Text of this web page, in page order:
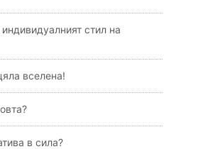
стил на
вселена!
в сила?